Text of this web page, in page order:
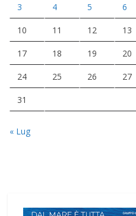
3 4 5 6
10 11 12 13
17 18 19 20
24 25 26 27
31
« Lug